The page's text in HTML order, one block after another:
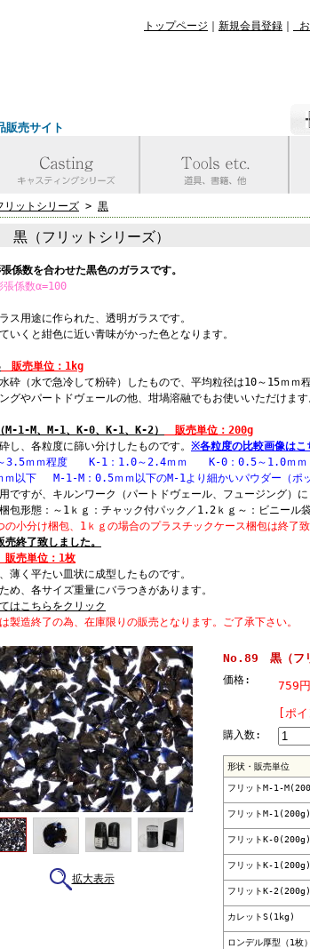
トップページ 新規会員登録
販売サイト
リットシリーズ > 黒
（フリットシリーズ）
係数を合わせた黒色のガラスです。
係数α=100
ス用途に作られた、透明ガラスです。
いくと紺色に近い青味がかった色となります。
販売単位：1kg
砕（水で急冷して粉砕）したもので、平均粒径は10～15ｍｍ程
グやパートドヴェールの他、坩堝溶融でもお使いいただけます
M-1-M、M-1、K-0、K-1、K-2）
販売単位：200g
し、各粒度に篩い分けしたものです。 ※各粒度の比較画像はこ
3.5ｍｍ程度 K-1：1.0～2.4ｍｍ K-0：0.5～1.0ｍｍ
以下 M-1-M：0.5ｍｍ以下のM-1より細かいパウダー（ポッ
ですが、キルンワーク（パートドヴェール、フュージング）に
梱包形態：～1ｋｇ：チャック付パック／1.2ｋｇ～：ビニール袋
小分け梱包、1ｋｇの場合のプラスチックケース梱包は終了致
終了致しました。
売単位：1枚
薄く平たい皿状に成型したものです。
め、各サイズ重量にバラつきがあります。
はこちらをクリック
製造終了の為、在庫限りの販売となります。ご了承下さい。
拡大表示
No.89 黒（フ
価格: 759
[ポ
購入数:
形状・販売単位
フリットM-1-
フリットM-1(200g)
フリットK-0(200g)
フリットK-1(200g)
フリットK-2(200g)
カレットS(1kg)
ロンデル厚型（1枚）